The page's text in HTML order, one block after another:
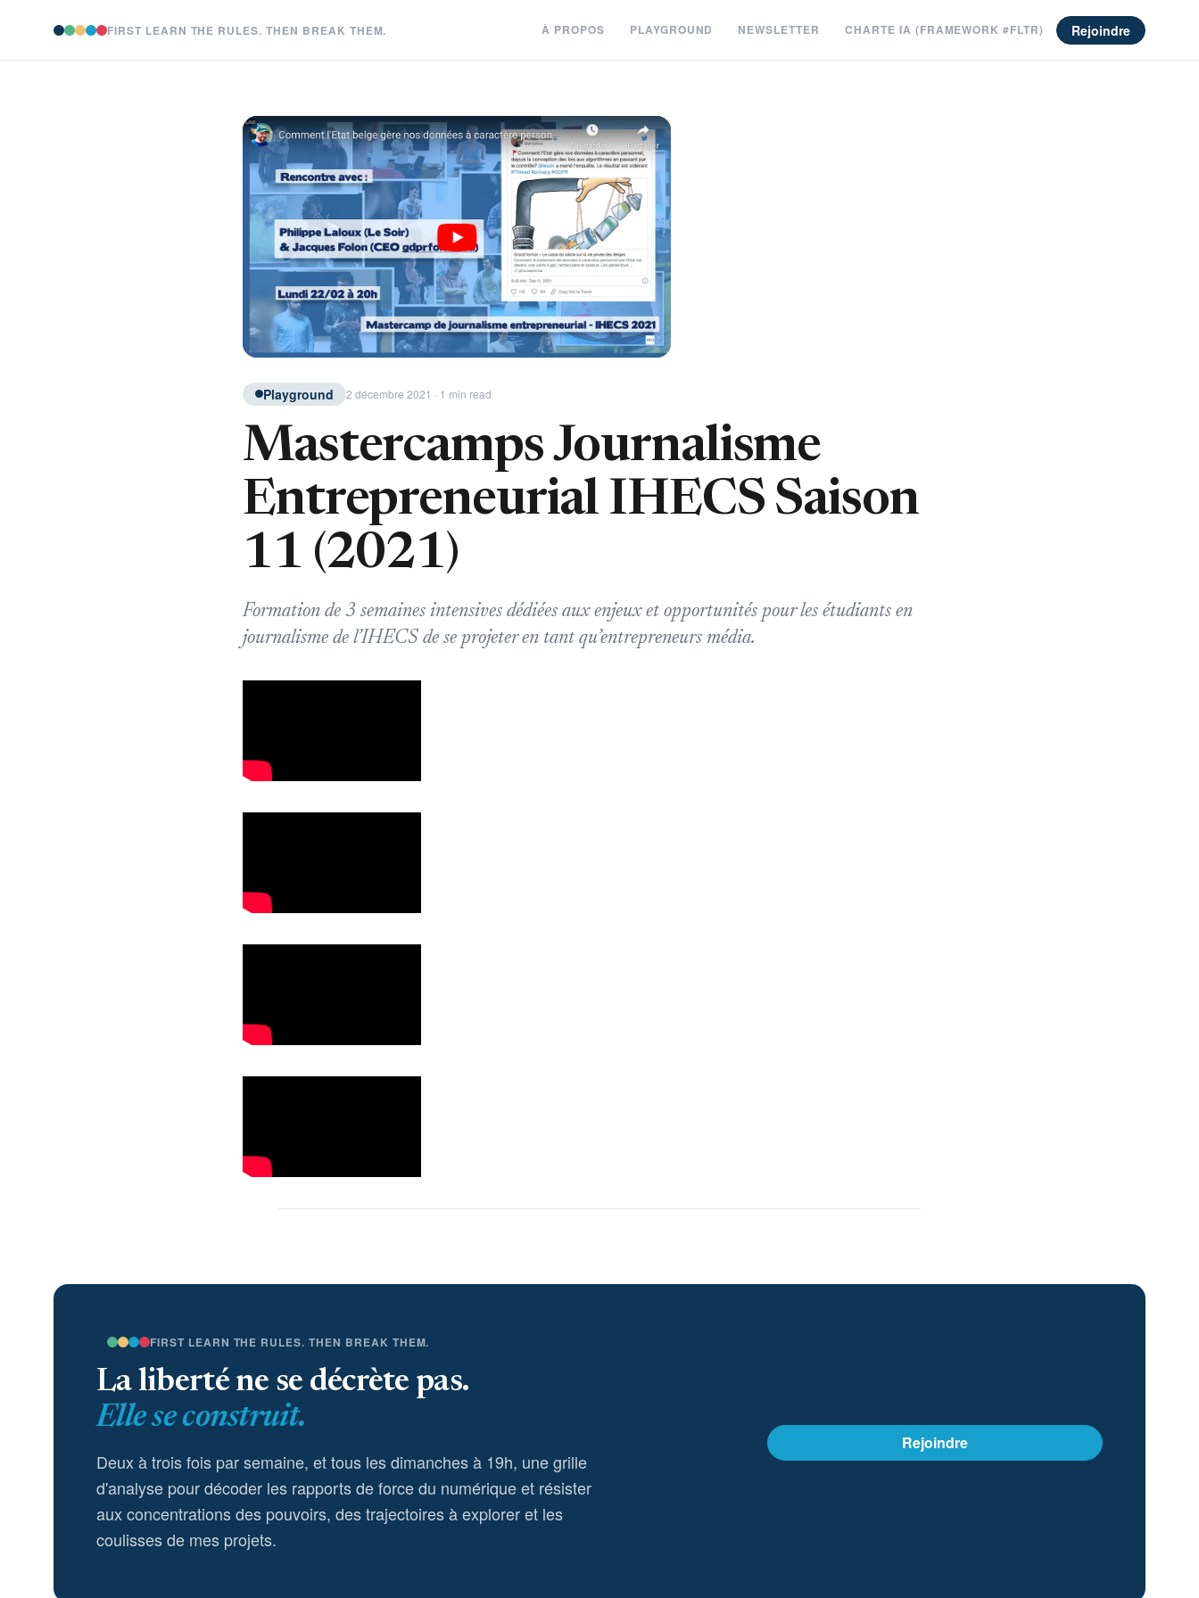
FIRST LEARN THE RULES. THEN BREAK THEM. À PROPOS PLAYGROUND NEWSLETTER CHARTE IA (FRAMEWORK #FLTR) Rejoindre
Playground 2 décembre 2021 · 1 min read
Mastercamps Journalisme
Entrepreneurial IHECS Saison
11 (2021)
Formation de 3 semaines intensives dédiées aux enjeux et opportunités pour les étudiants en
journalisme de l’IHECS de se projeter en tant qu’entrepreneurs média.
FIRST LEARN THE RULES. THEN BREAK THEM.
La liberté ne se décrète pas.
Elle se construit.
Deux à trois fois par semaine, et tous les dimanches à 19h, une grille
d'analyse pour décoder les rapports de force du numérique et résister
aux concentrations des pouvoirs, des trajectoires à explorer et les
coulisses de mes projets.
Rejoindre